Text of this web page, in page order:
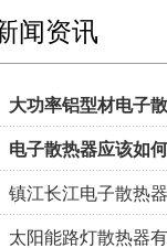
闻资讯
大功率铝型材电子
电子散热器应该如
镇江长江电子散热
太阳能路灯散热器